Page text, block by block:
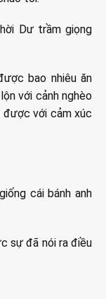
Dư trầm giọng
bao nhiêu ăn
với cảnh nghèo
được với cảm xúc
cái bánh anh
sự đã nói ra điều